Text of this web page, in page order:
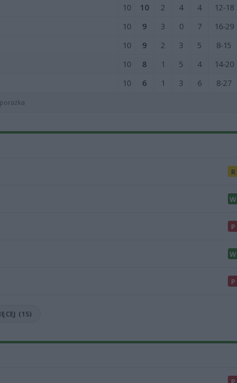
10 10 2 4 4 12-18
10 9 3 0 7 16-29
10 9 2 3 5 8-15
10 8 1 5 4 14-20
10 6 1 3 6 8-27
porażka
R
W
P
W
P
(15)
P